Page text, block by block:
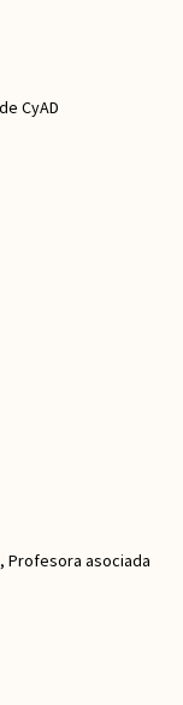
CyAD
Profesora asociada